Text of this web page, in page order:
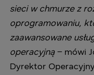
sieci w chmurze z
oprogramowaniu,
zaawansowane
operacyjną – mówi
Dyrektor